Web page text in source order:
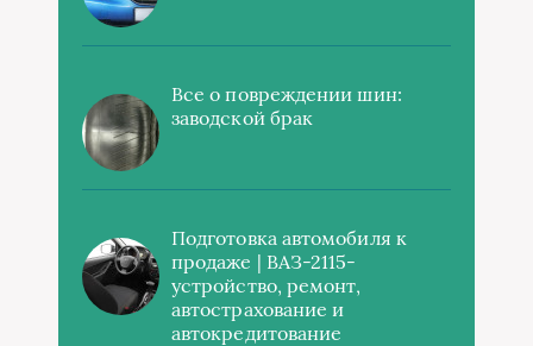
Все о повреждении шин:
заводской брак
Подготовка автомобиля к
продаже | ВАЗ-2115-
устройство, ремонт,
автострахование и
автокредитование